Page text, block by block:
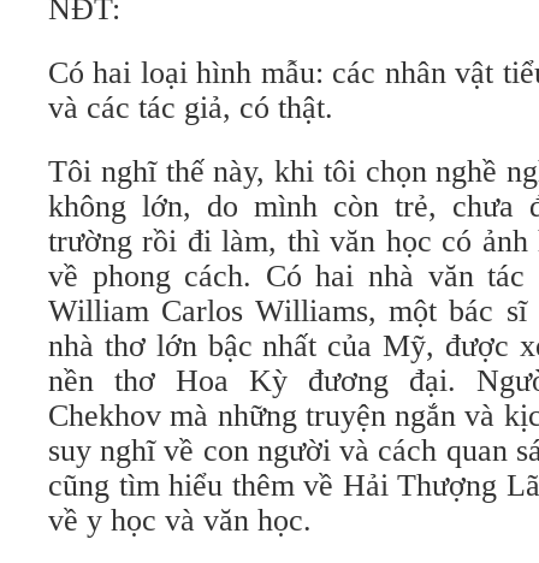
NĐT:
Có hai loại hình mẫu: các nhân vật
và các tác giả, có thật.
Tôi nghĩ thế này, khi tôi chọn nghề
không lớn, do mình còn trẻ, chưa
trường rồi đi làm, thì văn học có ảnh
về phong cách. Có hai nhà văn
William Carlos Williams, một bác sĩ
nhà thơ lớn bậc nhất của Mỹ, được
nền thơ Hoa Kỳ đương đại.
Chekhov mà những truyện ngắn và
suy nghĩ về con người và cách quan
cũng tìm hiểu thêm về Hải Thượng
về y học và văn học.